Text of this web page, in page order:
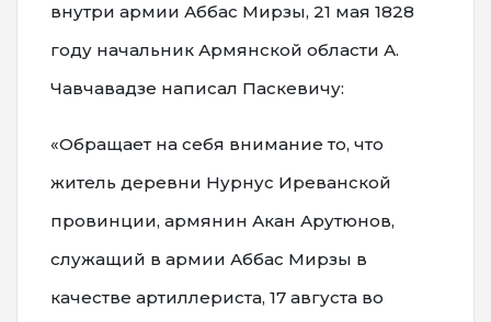
внутри армии Аббас Мирзы, 21 мая 1828
году начальник Армянской области А.
Чавчавадзе написал Паскевичу:
«Обращает на себя внимание то, что
житель деревни Нурнус Иреванской
провинции, армянин Акан Арутюнов,
служащий в армии Аббас Мирзы в
качестве артиллериста, 17 августа во